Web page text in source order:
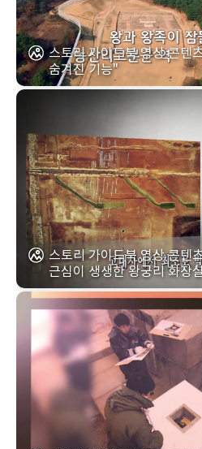
스토리 가이드북 영상 콘텐
숨겨진 기능"
스토리 가이드북 영상 콘텐
근심이 생생한 왕궁리 화장